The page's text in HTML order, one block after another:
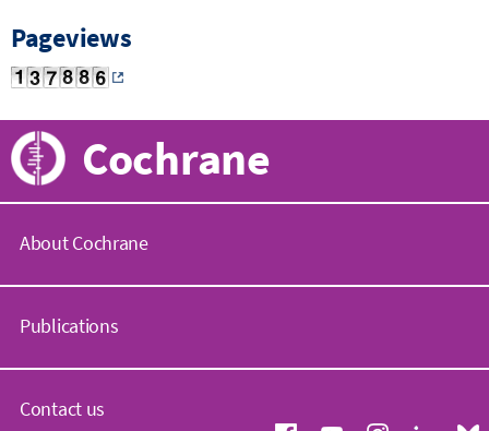
Pageviews
Cochrane
About Cochrane
o
h
a
n
Publications
o
Contact us